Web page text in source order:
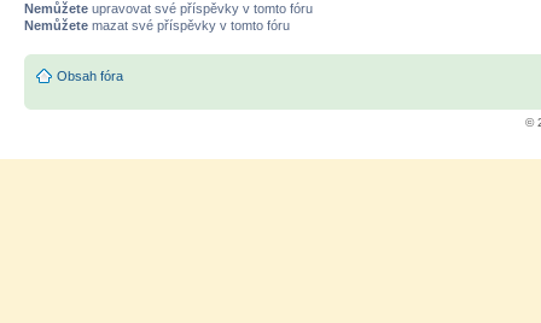
Nemůžete upravovat své příspěvky v tomto fóru
Nemůžete mazat své příspěvky v tomto fóru
Obsah fóra
©